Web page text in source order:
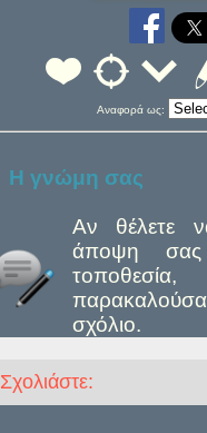
Αναφορά ως:
Η γνώμη σας
Αν θέλετε
άποψη
σχόλιο.
Σχολιάστε: